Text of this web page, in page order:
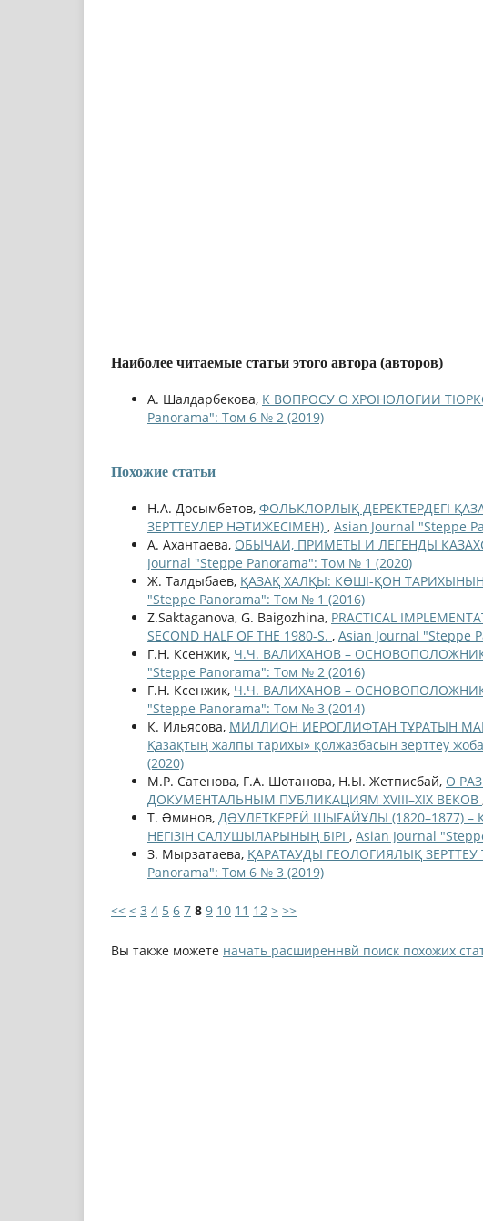
Наиболее читаемые статьи этого автора (авторов)
А. Шалдарбекова, К ВОПРОСУ О ХРОНОЛОГИИ
Panorama": Том 6 № 2 (2019)
Похожие статьи
Н.А. Досымбетов, ФОЛЬКЛОРЛЫҚ ДЕРЕКТЕРДЕГІ
ЗЕРТТЕУЛЕР НӘТИЖЕСІМЕН) , Asian Journal "Steppe
А. Ахантаева, ОБЫЧАИ, ПРИМЕТЫ И ЛЕГЕНДЫ
Journal "Steppe Panorama": Том № 1 (2020)
Ж. Талдыбаев, ҚАЗАҚ ХАЛҚЫ: КӨШІ-ҚОН
"Steppe Panorama": Том № 1 (2016)
Z.Saktaganova, G. Baigozhina, PRACTICAL
SECOND HALF OF THE 1980-S. , Asian Journal "Steppe
Г.Н. Ксенжик, Ч.Ч. ВАЛИХАНОВ –
"Steppe Panorama": Том № 2 (2016)
Г.Н. Ксенжик, Ч.Ч. ВАЛИХАНОВ –
"Steppe Panorama": Том № 3 (2014)
К. Ильясова, МИЛЛИОН ИЕРОГЛИФТАН ТҰРАТЫН
Қазақтың жалпы тарихы» қолжазбасын зерттеу
(2020)
М.Р. Сатенова, Г.А. Шотанова, Н.Ы. Жетписбай, О
ДОКУМЕНТАЛЬНЫМ ПУБЛИКАЦИЯМ XVIII–XIX ВЕКОВ
Т. Əминов, ДƏУЛЕТКЕРЕЙ ШЫҒАЙҰЛЫ (1820–1877)
НЕГІЗІН САЛУШЫЛАРЫНЫҢ БІРІ , Asian Journal
З. Мырзатаева, ҚАРАТАУДЫ ГЕОЛОГИЯЛЫҚ ЗЕРТТЕУ
Panorama": Том 6 № 3 (2019)
<< < 3 4 5 6 7 8 9 10 11 12 > >>
Вы также можете начать расширеннвй поиск похожих